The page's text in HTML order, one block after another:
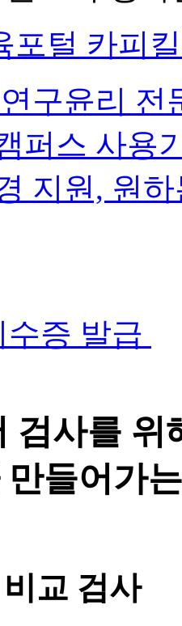
포털 카피
구윤리 전
퍼스 사용
지원, 원
증 발급
검사를 위
들어가
교 검사